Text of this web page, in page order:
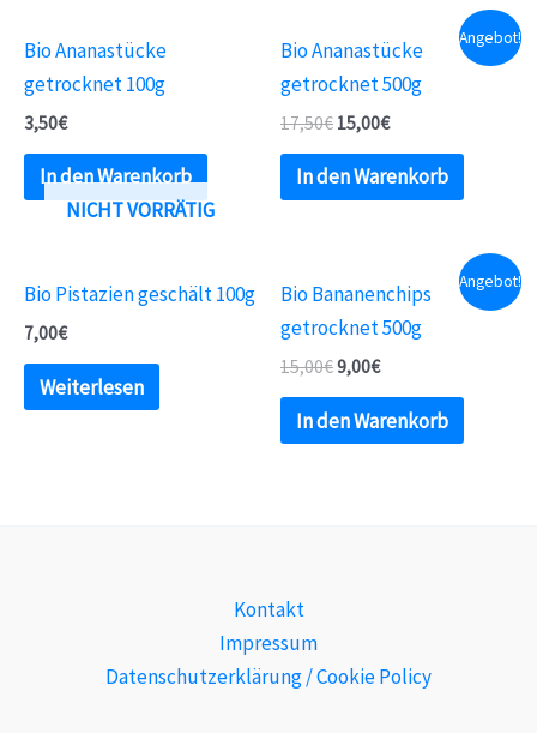
Bio Ananastücke
getrocknet 100g
3,50€
In den Warenkorb
Angebot!
Bio Ananastücke
getrocknet 500g
17,50€ 15,00€
In den Warenkorb
NICHT VORRÄTIG
Bio Pistazien geschält 100g
7,00€
Weiterlesen
Angebot!
Bio Bananenchips
getrocknet 500g
15,00€9,00€
In den Warenkorb
Kontakt
Impressum
Datenschutzerklärung / Cookie Policy